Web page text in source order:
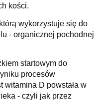
kości.
wykorzystuje się do
- organicznej pochodnej
startowym do
procesów
witamina D powstała w
- czyli jak przez